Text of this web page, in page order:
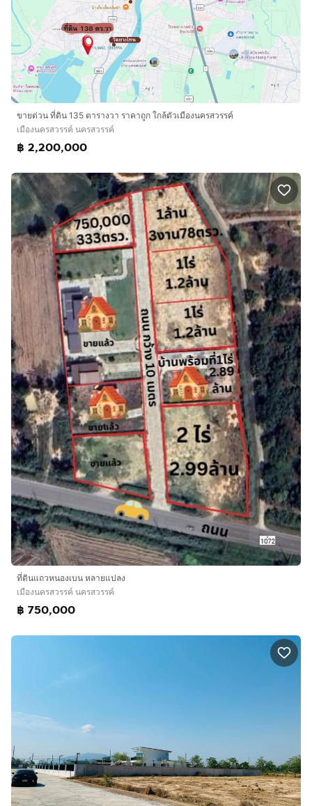
ขายด่วน ที่ดิน 135 ตารางวา ราคาถูก ใกล้ตัวเมืองนครสวรรค์
เมืองนครสวรรค์ นครสวรรค์
฿ 2,200,000
ที่ดินแถวหนองเบน หลายแปลง
เมืองนครสวรรค์ นครสวรรค์
฿ 750,000